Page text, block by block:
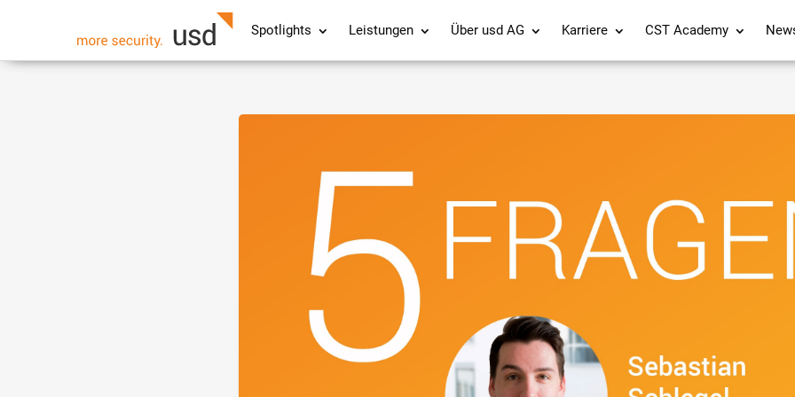
Spotlights Leistungen Über usd AG Karriere CST Academy